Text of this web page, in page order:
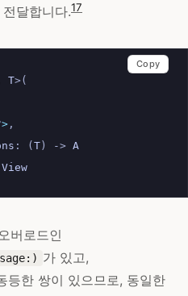
달합니다.17
T>(
> ,
: ( T ) -> A
View
Copy
버로드인
가 있고,
등한 쌍이 있으므로, 동일한